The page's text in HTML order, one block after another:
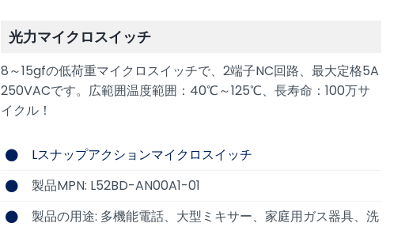
光力マイクロスイッチ
8～15gfの低荷重マイクロスイッチで、2端子NC回路、最大定格5A
250VACです。広範囲温度範囲：40℃～125℃、長寿命：100万サ
イクル！
Lスナップアクションマイクロスイッチ
製品MPN: L52BD-AN00A1-01
製品の用途: 多機能電話、大型ミキサー、家庭用ガス器具、洗